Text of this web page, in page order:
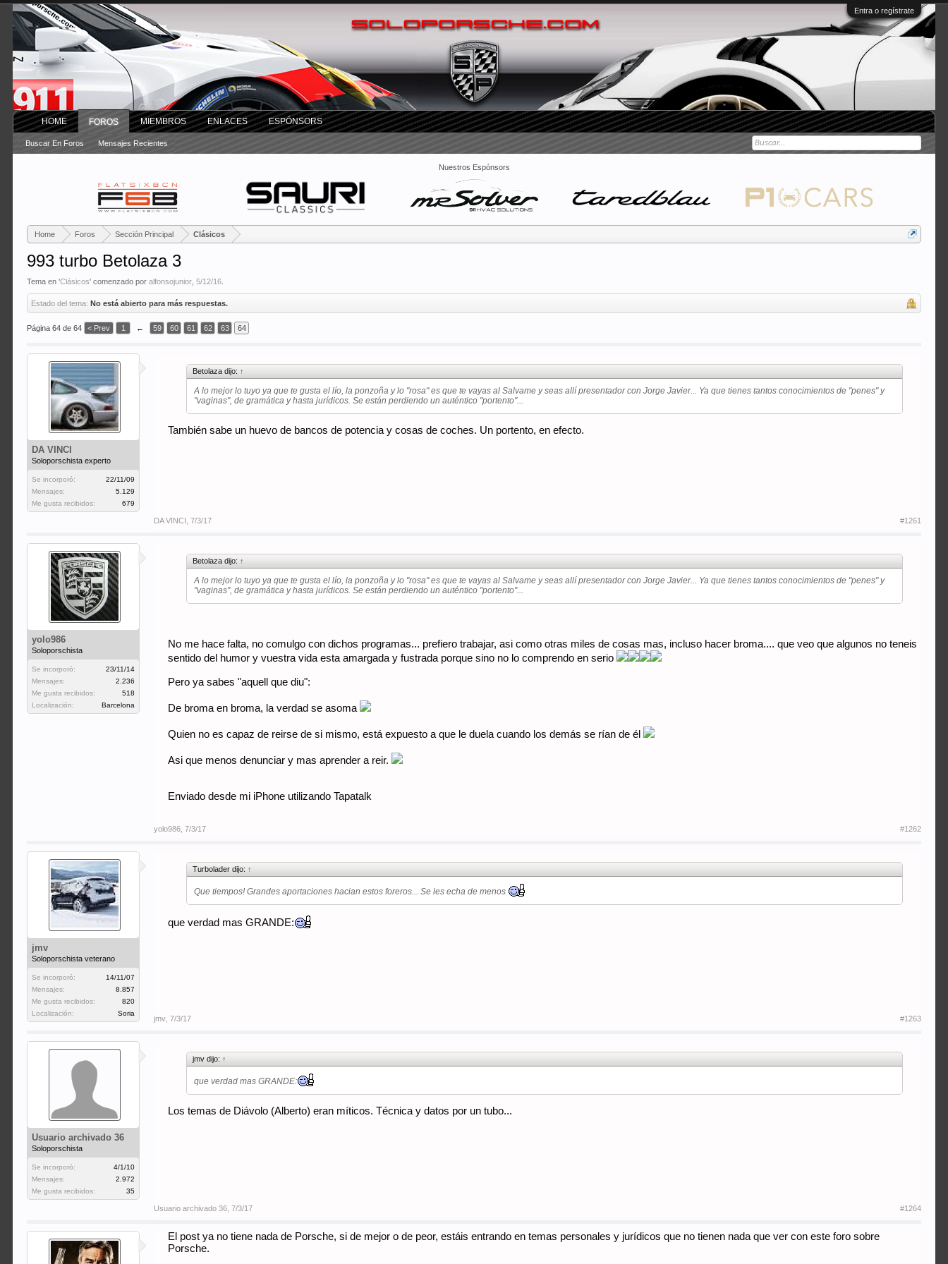
Entra o regístrate
Nuestros Espónsors
Home Foros Sección Principal Clásicos
993 turbo Betolaza 3
Tema en 'Clásicos' comenzado poralfonsojunior ,5/12/16
Estado del tema: No está abierto para más respuestas.
Página 64 de 64 < Prev 1 ← 59 60 61 62 63 64
DA VINCI
Soloporschista experto
Se incorporó:
22/11/09
Mensajes:
5.129
Me gusta recibidos:
679
Betolaza dijo: ↑
A lo mejor lo tuyo ya que te gusta el lío, la ponzoña y lo "rosa" es que te vayas al Salvame y seas allí presentador con Jorge Javier... Ya que tienes tantos conocimientos de "penes" y
"vaginas", de gramática y hasta jurídicos. Se están perdiendo un auténtico "portento"...
También sabe un huevo de bancos de potencia y cosas de coches. Un portento, en efecto.
DA VINCI 7/3/17 #1261
yolo986
Soloporschista
Se incorporó:
23/11/14
Mensajes:
2.236
Me gusta recibidos:
518
Localización:
Barcelona
Betolaza dijo: ↑
A lo mejor lo tuyo ya que te gusta el lío, la ponzoña y lo "rosa" es que te vayas al Salvame y seas allí presentador con Jorge Javier... Ya que tienes tantos conocimientos de "penes" y
"vaginas", de gramática y hasta jurídicos. Se están perdiendo un auténtico "portento"...
No me hace falta, no comulgo con dichos programas... prefiero trabajar, asi como otras miles de cosas mas, incluso hacer broma.... que veo que algunos no teneis
sentido del humor y vuestra vida esta amargada y fustrada porque sino no lo comprendo en serio
Pero ya sabes "aquell que diu":
De broma en broma, la verdad se asoma
Quien no es capaz de reirse de si mismo, está expuesto a que le duela cuando los demás se rían de él
Asi que menos denunciar y mas aprender a reir.
Enviado desde mi iPhone utilizando Tapatalk
yolo986 7/3/17 #1262
jmv
Soloporschista veterano
Se incorporó:
14/11/07
Mensajes:
8.857
Me gusta recibidos:
820
Localización:
Soria
Turbolader dijo: ↑
Que tiempos! Grandes aportaciones hacian estos foreros... Se les echa de menos
que verdad mas GRANDE:
jmv 7/3/17 #1263
Usuario archivado 36
Soloporschista
Se incorporó:
4/1/10
Mensajes:
2.972
Me gusta recibidos:
35
jmv dijo: ↑
que verdad mas GRANDE:
Los temas de Diávolo (Alberto) eran míticos. Técnica y datos por un tubo...
Usuario archivado 36 7/3/17 #1264
El post ya no tiene nada de Porsche, si de mejor o de peor, estáis entrando en temas personales y jurídicos que no tienen nada que ver con este foro sobre
Porsche.
HOME FOROS
Buscar En Foros Mensajes Recientes
MIEMBROS ENLACES ESPÓNSORS